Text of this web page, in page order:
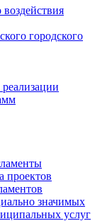
городского
проектов
значимых
услуг